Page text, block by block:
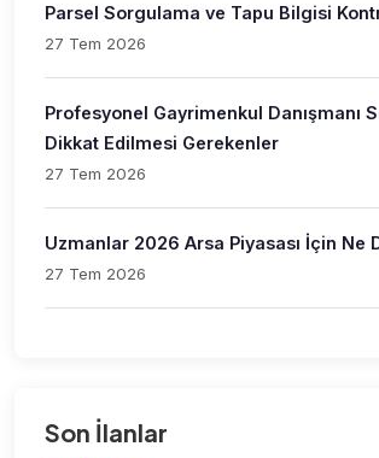
Parsel Sorgulama ve Tapu Bilgisi
27 Tem 2026
Profesyonel Gayrimenkul Danışmanı
Dikkat Edilmesi Gerekenler
27 Tem 2026
Uzmanlar 2026 Arsa Piyasası İçin Ne
27 Tem 2026
Son İlanlar